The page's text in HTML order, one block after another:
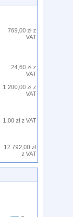
769,00 zł z
VAT
24,60 zł z
VAT
1 200,00 zł z
VAT
1,00 zł z VAT
12 792,00 zł
z VAT